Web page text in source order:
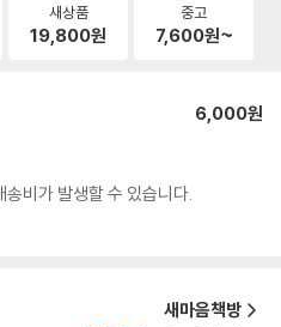
새상품
19,800원
중고
7,600원~
6,000원
비가 발생할 수 있습니다.
새마음책방